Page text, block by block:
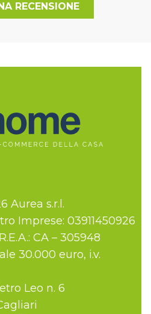
RECENSIONE
Aurea s.r.l.
Imprese: 03911450926
CA – 305948
30.000 euro, i.v.
Leo n. 6